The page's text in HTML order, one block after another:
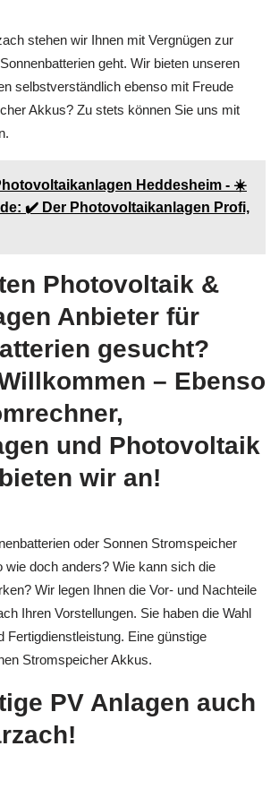
stehen wir Ihnen mit Vergnügen zur
geht. Wir bieten unseren
selbstverständlich ebenso mit Freude
Akkus? Zu stets können Sie uns mit
Heddesheim - ☀️
✔️ Der Photovoltaikanlagen Profi,
Photovoltaik &
Anbieter für
gesucht?
– Ebenso
und Photovoltaik
wir an!
oder Sonnen Stromspeicher
wie doch anders? Wie kann sich die
Wir legen Ihnen die Vor- und Nachteile
Ihren Vorstellungen. Sie haben die Wahl
Fertigdienstleistung. Eine günstige
Stromspeicher Akkus.
PV Anlagen auch